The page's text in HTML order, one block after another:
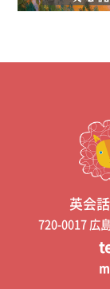
英会
720-0017 広